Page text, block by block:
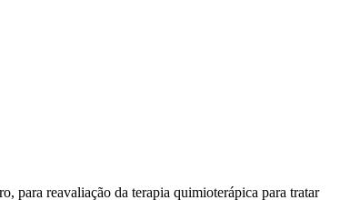
para reavaliação da terapia quimioterápica para tratar